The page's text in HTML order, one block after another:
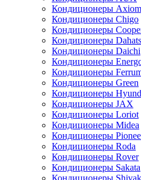
Кондиционеры
Кондиционеры Chigo
Кондиционеры
Кондиционеры
Кондиционеры Daichi
Кондиционеры
Кондиционеры
Кондиционеры Green
Кондиционеры
Кондиционеры JAX
Кондиционеры Loriot
Кондиционеры Midea
Кондиционеры
Кондиционеры Roda
Кондиционеры Rover
Кондиционеры Sakata
Кондиционеры